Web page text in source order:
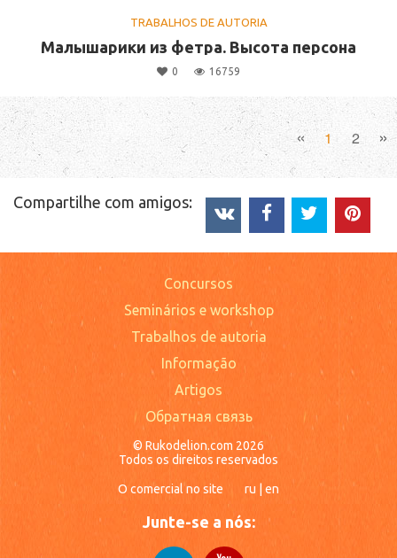
TRABALHOS DE AUTORIA
Малышарики из фетра. Высота персона
0 16759
« 1 2 »
Compartilhe com amigos:
Concursos
Seminários e workshop
Trabalhos de autoria
Informação
Artigos
Обратная связь
© Rukodelion.com 2026
Todos os direitos reservados
O comercial no site ru en
Junte-se a nós: